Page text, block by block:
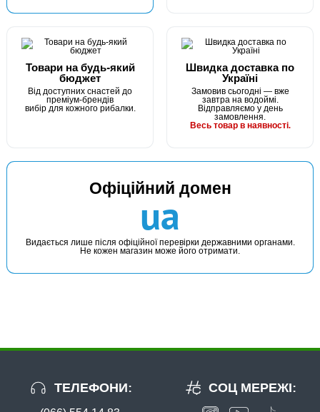
КУПИТИ
Годівниця фідерна 120г
КУПИТИ
Товари на будь-який
бюджет
Від доступних снастей до
преміум-брендів
вибір для кожного рибалки.
Швидка доставка по
Україні
Замовив сьогодні — вже
завтра на водоймі.
Відправляємо у день
замовлення.
Весь товар в наявності.
Офіційний домен
ua
Видається лише після офіційної перевірки державними органами.
Не кожен магазин може його отримати.
ТЕЛЕФОНИ: СОЦ МЕРЕЖІ: